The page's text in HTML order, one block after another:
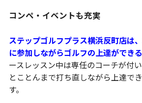
コンペ・イベントも充実
ステップゴルフプラス横浜反町店は
に参加しながらゴルフの上達ができ
ースレッスン中は専任のコーチが付
とことんまで打ち直しながら上達で
す。